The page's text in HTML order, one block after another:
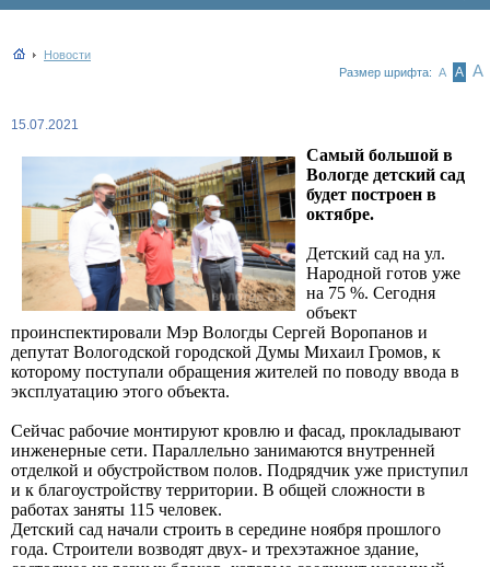
Новости
Размер шрифта: А А А
15.07.2021
Самый большой в
Вологде детский сад
будет построен в
октябре.
Детский сад на ул.
Народной готов уже
на 75 %. Сегодня
объект
проинспектировали Мэр Вологды Сергей Воропанов и
депутат Вологодской городской Думы Михаил Громов, к
которому поступали обращения жителей по поводу ввода в
эксплуатацию этого объекта.
Сейчас рабочие монтируют кровлю и фасад, прокладывают
инженерные сети. Параллельно занимаются внутренней
отделкой и обустройством полов. Подрядчик уже приступил
и к благоустройству территории. В общей сложности в
работах заняты 115 человек.
Детский сад начали строить в середине ноября прошлого
года. Строители возводят двух- и трехэтажное здание,